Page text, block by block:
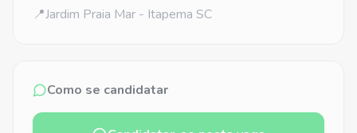
📍Jardim Praia Mar - Itapema SC
Como se candidatar